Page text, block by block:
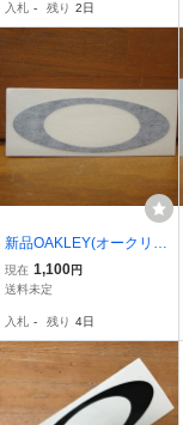
入札 - 残り 2日
新品OAKLEY(オークリー)
カッティングステッカー0
8-721 ICON STICKER 3”
ク)
現在 1,100円
送料未定
入札 - 残り 4日